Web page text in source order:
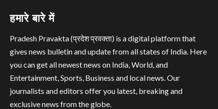
हमारे बारे में
Pradesh Pravakta (प्रदेश प्रवक्ता) is a digital platform that
gives news bulletin and update from all states of India. Here
you can get all newest news on India, World, and
Entertainment, Sports, Business and local news. Our
journalists and editors offer you latest, breaking and
exclusive news from the globe.